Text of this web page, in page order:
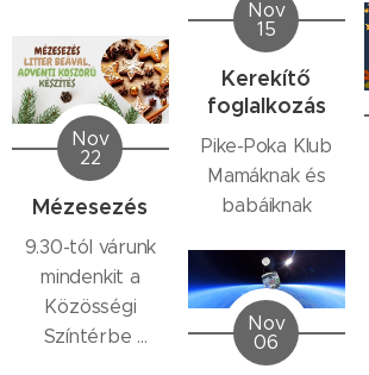
fogadjátok
őket
szeretettel!
Nov
22
Mézesezés
9.30-tól várunk
mindenkit a
Közösségi
Színtérbe
Nov
15
Kerekítő
foglalkozás
Pike-Poka Klub
Mamáknak és
babáiknak
Nov
06